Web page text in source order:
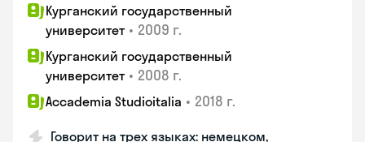
Курганский государственный
университет • 2009 г.
Курганский государственный
университет • 2008 г.
Accademia Studioitalia • 2018 г.
Говорит на трех языках: немецком,